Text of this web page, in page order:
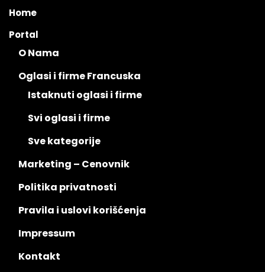
Home
Portal
O Nama
Oglasi i firme Francuska
Istaknuti oglasi i firme
Svi oglasi i firme
Sve kategorije
Marketing – Cenovnik
Politika privatnosti
Pravila i uslovi korišćenja
Impressum
Kontakt